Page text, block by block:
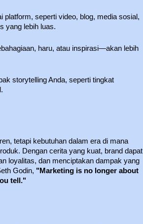
platform, seperti video, blog, media sosial,
yang lebih luas.
haru, atau inspirasi—akan lebih
storytelling Anda, seperti tingkat
tetapi kebutuhan dalam era di mana
Dengan cerita yang kuat, brand dapat
loyalitas, dan menciptakan dampak yang
Godin, "Marketing is no longer about
tell."